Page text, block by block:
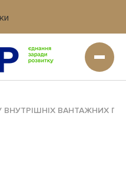
ВНУТРІШНІХ ВАНТАЖНИХ